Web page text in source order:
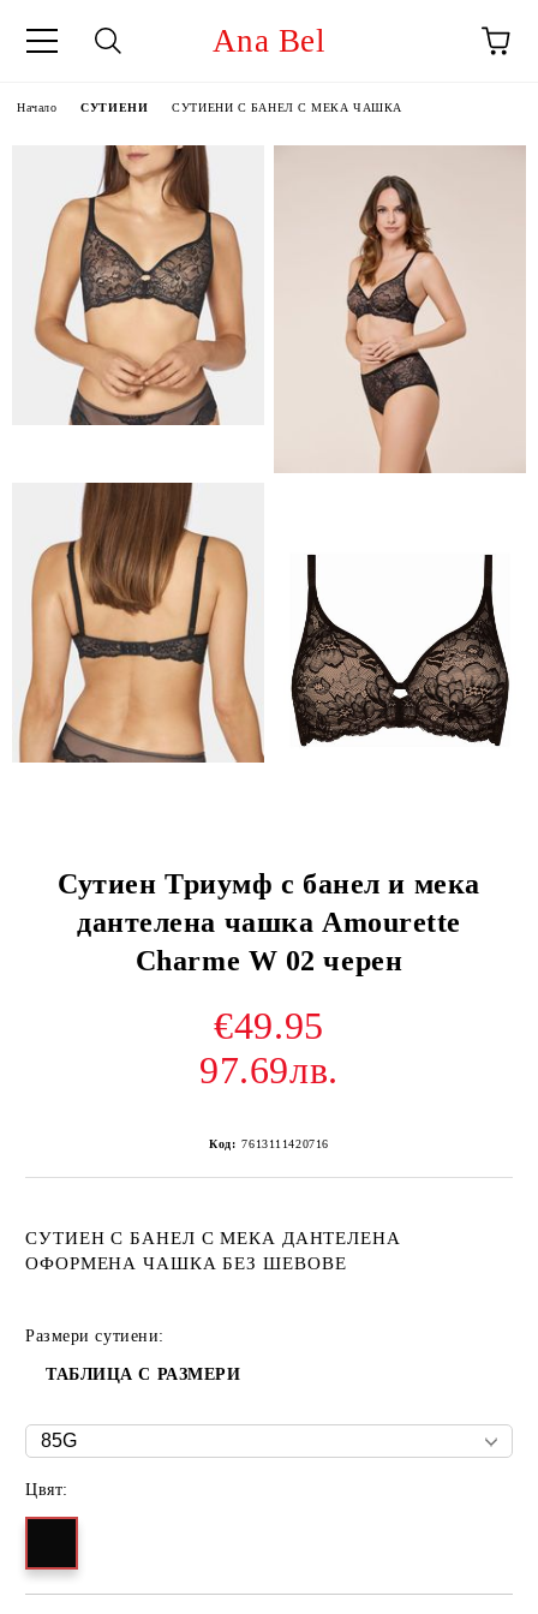
Ana Bel
Начало СУТИЕНИ СУТИЕНИ С БАНЕЛ С МЕКА ЧАШКА
Сутиен Триумф с банел и мека
дантелена чашка Amourette
Charme W 02 черен
€49.95
97.69лв.
Код: 7613111420716
СУТИЕН С БАНЕЛ С МЕКА ДАНТЕЛЕНА
ОФОРМЕНА ЧАШКА БЕЗ ШЕВОВЕ
Размери сутиени:
ТАБЛИЦА С РАЗМЕРИ
Цвят: